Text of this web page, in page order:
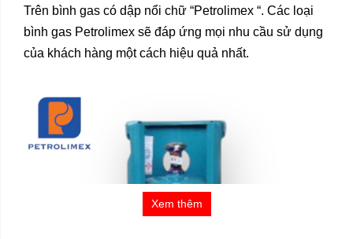
Trên bình gas có dập nổi chữ “Petrolimex “. Các loại
bình gas Petrolimex sẽ đáp ứng mọi nhu cầu sử dụng
của khách hàng một cách hiệu quả nhất.
Xem thêm